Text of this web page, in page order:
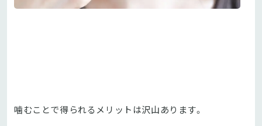
噛むことで得られるメリットは沢山あります。